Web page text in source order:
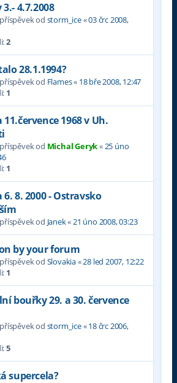
4.7.2008
od storm_ice«03 črc 2008,
2
28.1.1994?
od Flames« 18 bře 2008, 12:47
1
1968 v Uh.
od Michal Geryk«25 úno
1
8. 2000 - Ostravsko
od Janek«21 úno 2008, 03:23
by your forum
od Slovakia«28 led 2007, 12:22
1
bouřky 29. a 30. července
od storm_ice«18 črc 2006,
5
supercela?